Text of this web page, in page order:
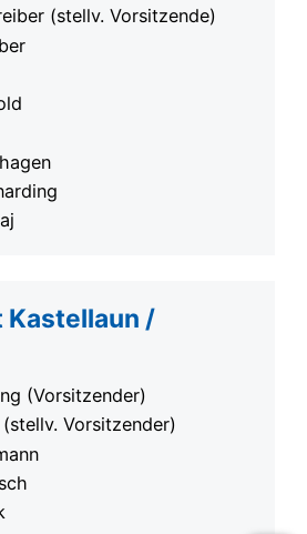
(stellv. Vorsitzende)
Kastellaun /
(Vorsitzender)
Vorsitzender)